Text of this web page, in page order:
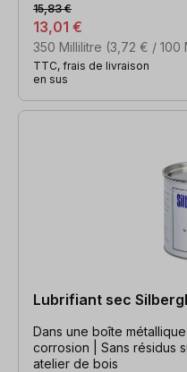
350 Millilitre (3,72 € / 100
13,01 €
15,83 €
TTC, frais de livraison
en sus
Lubrifiant sec
Dans une boîte
corrosion | Sans résidus
atelier de bois